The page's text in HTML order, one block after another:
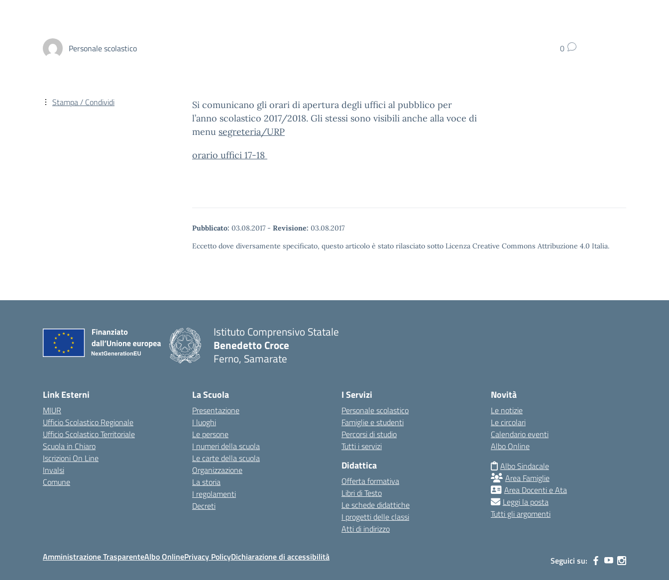
Personale scolastico 0
Si comunicano gli orari di apertura degli uffici al pubblico per
l’anno scolastico 2017/2018. Gli stessi sono visibili anche alla voce di
menu segreteria/URP
orario uffici 17-18
Pubblicato: 03.08.2017 - Revisione: 03.08.2017
Eccetto dove diversamente specificato, questo articolo è stato rilasciato sotto Licenza Creative Commons Attribuzione 4.0 Italia.
Stampa / Condividi
Istituto Comprensivo Statale
Benedetto Croce
Ferno, Samarate
Link Esterni
MIUR
Ufficio Scolastico Regionale
Ufficio Scolastico Territoriale
Scuola in Chiaro
Iscrizioni On Line
Invalsi
Comune
La Scuola
Presentazione
I luoghi
Le persone
I numeri della scuola
Le carte della scuola
Organizzazione
La storia
I regolamenti
Decreti
I Servizi
Personale scolastico
Famiglie e studenti
Percorsi di studio
Tutti i servizi
Didattica
Offerta formativa
Libri di Testo
Le schede didattiche
I progetti delle classi
Atti di indirizzo
Novità
Le notizie
Le circolari
Calendario eventi
Albo Online
Albo Sindacale
Area Famiglie
Area Docenti e Ata
Leggi la posta
Tutti gli argomenti
Amministrazione TrasparenteAlbo OnlinePrivacy PolicyDichiarazione di accessibilità Seguici su: